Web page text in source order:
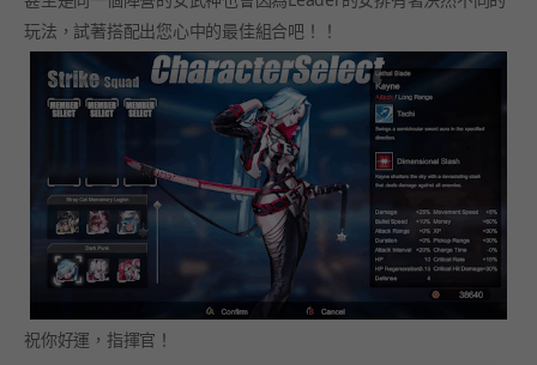
玩法，試著搭配出您心中的最佳組合吧！！
祝你好運，指揮官！